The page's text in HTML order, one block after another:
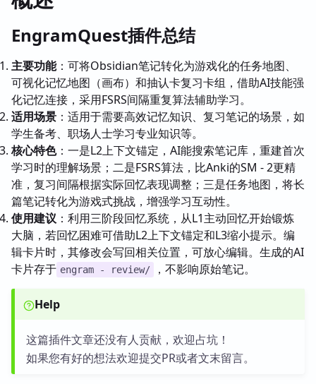
EngramQuest插件总结
主要功能：可将Obsidian笔记转化为游戏化的任务地图、
可视化记忆地图（画布）和抽认卡复习卡组，借助AI技能强
化记忆连接，采用FSRS间隔重复算法辅助学习。
适用场景 ：适用于需要高效记忆知识、复习笔记的场景，如
学生备考、职场人士学习专业知识等。
核心特色：一是L2上下文锚定，AI能搜索笔记库，重建首次
学习时的理解场景；二是FSRS算法，比Anki的SM - 2更精
准，复习间隔根据实际回忆表现调整；三是任务地图，将长
篇笔记转化为游戏式挑战，增强学习互动性。
使用建议 ：利用三阶段回忆系统，从L1主动回忆开始锻炼
大脑，若回忆困难可借助L2上下文锚定和L3缩小提示。编
辑卡片时，其修改会写回相关位置，可放心编辑。生成的AI
卡片存于 engram - review/ ，不影响原始笔记。
Help
这篇插件文章还没有人贡献，欢迎占坑！
如果您有好的想法欢迎提交PR或者文末留言。